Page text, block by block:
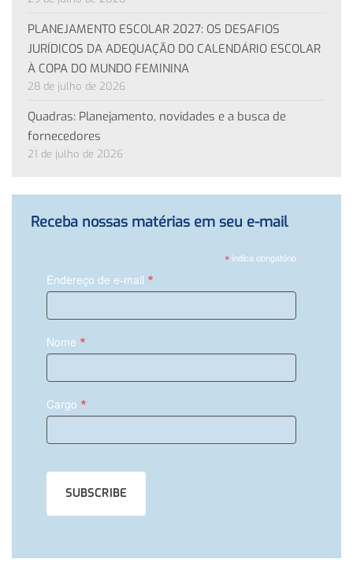
PLANEJAMENTO ESCOLAR 2027: OS DESAFIOS
JURÍDICOS DA ADEQUAÇÃO DO CALENDÁRIO ESCOLAR
À COPA DO MUNDO FEMININA
28 de julho de 2026
Quadras: Planejamento, novidades e a busca de
fornecedores
21 de julho de 2026
Receba nossas matérias em seu e-mail
*indica obrigatório
Endereço de e-mail *
Nome *
Cargo *